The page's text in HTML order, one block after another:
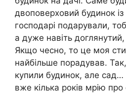
двоповерховий будинок
господарі подарували,
а дуже навіть
Якщо чесно, то це моя
найбільше порадував.
купили будинок, але сад…
вже кілька років мрію про